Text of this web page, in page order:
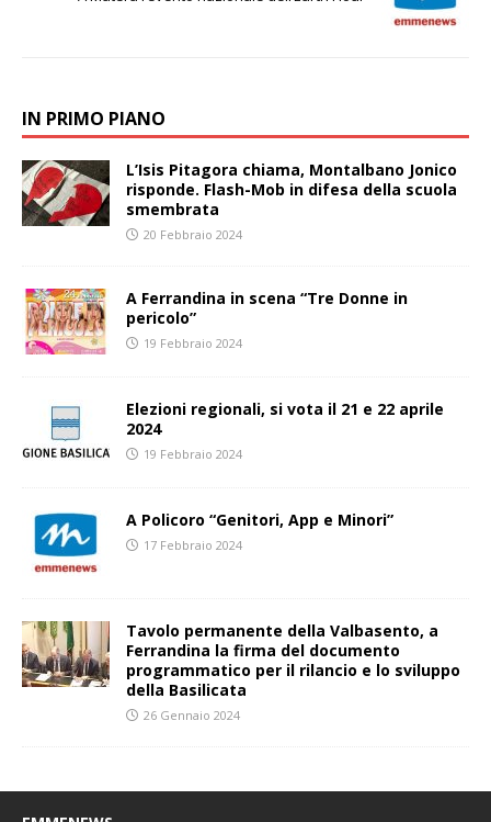
IN PRIMO PIANO
L’Isis Pitagora chiama, Montalbano Jonico
risponde. Flash-Mob in difesa della scuola
smembrata
20 Febbraio 2024
A Ferrandina in scena “Tre Donne in
pericolo”
19 Febbraio 2024
Elezioni regionali, si vota il 21 e 22 aprile
2024
19 Febbraio 2024
A Policoro “Genitori, App e Minori”
17 Febbraio 2024
Tavolo permanente della Valbasento, a
Ferrandina la firma del documento
programmatico per il rilancio e lo sviluppo
della Basilicata
26 Gennaio 2024